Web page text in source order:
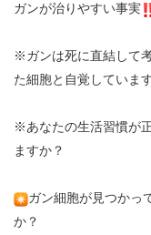
ガンが治りやすい事実
※ガンは死に直結して
た細胞と自覚していま
※あなたの生活習慣が
ますか？
ガン細胞が見つかっ
か？